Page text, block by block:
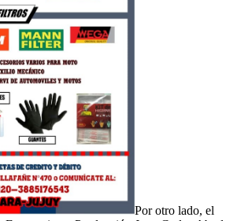
Por otro lado, el